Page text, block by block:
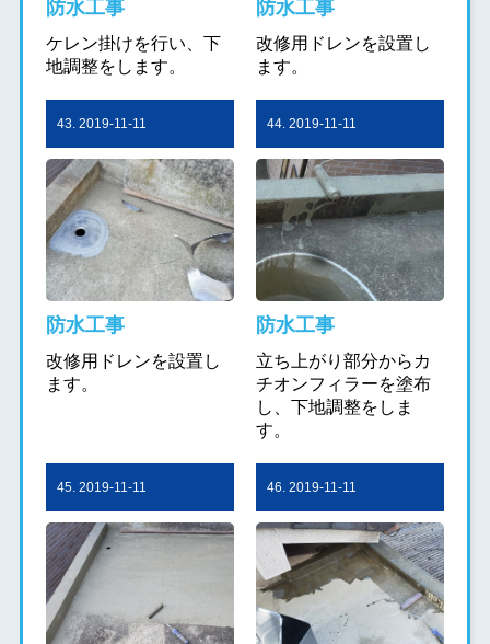
防水工事
ケレン掛けを行い、下
地調整をします。
防水工事
改修用ドレンを設置し
ます。
43. 2019-11-11
防水工事
改修用ドレンを設置し
ます。
44. 2019-11-11
防水工事
立ち上がり部分からカ
チオンフィラーを塗布
し、下地調整をしま
す。
45. 2019-11-11 46. 2019-11-11